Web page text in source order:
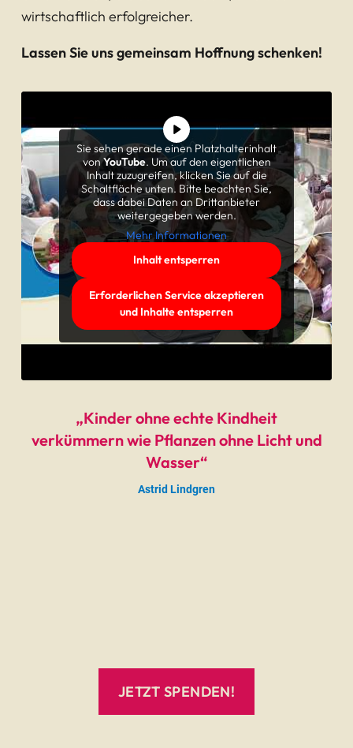
wirtschaftlich erfolgreicher.
Lassen Sie uns gemeinsam Hoffnung schenken!
Sie sehen gerade einen Platzhalterinhalt
vonYouTube. Um auf den eigentlichen
Inhalt zuzugreifen, klicken Sie auf die
Schaltfläche unten. Bitte beachten Sie,
dass dabei Daten an Drittanbieter
weitergegeben werden.
Mehr Informationen
Inhalt entsperren
Erforderlichen Service akzeptieren
und Inhalte entsperren
„Kinder ohne echte Kindheit
verkümmern wie Pflanzen ohne Licht und
Wasser“
Astrid Lindgren
JETZT SPENDEN!